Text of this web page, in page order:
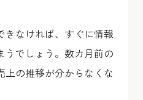
きなければ、すぐに情報
うでしょう。数カ月前の
上の推移が分からなくな